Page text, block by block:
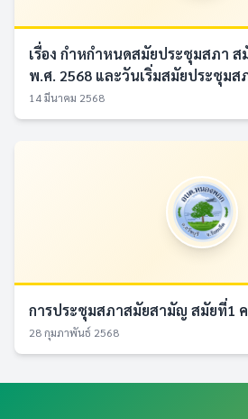
เรื่อง กำหกำหนดสมัยประชุมสภา
พ.ศ. 2568 และวันเริ่มสมัยประชุมส
14 มีนาคม 2568
การประชุมสภาสมัยสามัญ สมัยที่1
28 กุมภาพันธ์ 2568